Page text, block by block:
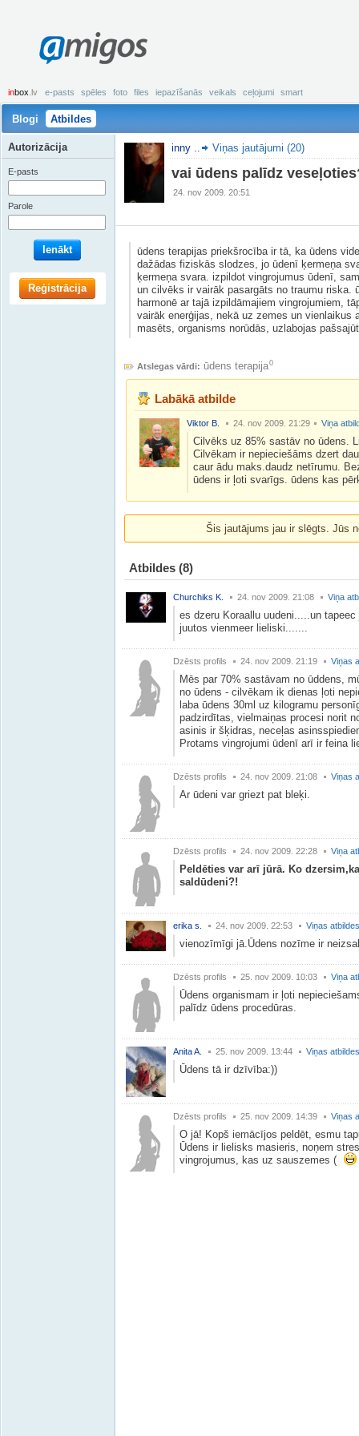
amigos
inbox .lv e-pasts spēles foto files iepazīšanās veikals ceļojumi smart
Blogi Atbildes
inny .. Viņas jautājumi (20)
vai ūdens palīdz
24. nov 2009. 20:51
ūdens terapijas priekšrocība ir tā, ka ūdens
dažādas fiziskās slodzes, jo ūdenī ķermeņa
ķermeņa svara. izpildot vingrojumus ūdenī,
un cilvēks ir vairāk pasargāts no traumu riska.
harmonē ar tajā izpildāmajiem vingrojumiem,
vairāk enerģijas, nekā uz zemes un vienlaikus
masēts, organisms norūdās, uzlabojas
Atslegas vārdi: ūdens terapija0
Labākā atbilde
Viktor B. 24. nov 2009. 21:29 Viņa
Cilvēks uz 85% sastāv no ūdens.
Cilvēkam ir nepieciešāms dzert
caur ādu maks.daudz netīrumu.
ūdens ir ļoti svarīgs. ūdens kas
Šis jautājums jau ir slēgts. Jūs
Atbildes (8)
Churchiks K. 24. nov 2009. 21:08 Viņa
es dzeru Koraallu uudeni.....un
juutos vienmeer lieliski.......
Dzēsts profils 24. nov 2009. 21:19 Viņas
Mēs par 70% sastāvam no ūddens,
no ūdens - cilvēkam ik dienas ļoti
laba ūdens 30ml uz kilogramu
padzirdītas, vielmaiņas procesi norit
asinis ir šķidras, neceļas
Protams vingrojumi ūdenī arī ir feina
Dzēsts profils 24. nov 2009. 21:08 Viņas
Ar ūdeni var griezt pat bleķi.
Dzēsts profils 24. nov 2009. 22:28 Viņa
Peldēties var arī jūrā. Ko
saldūdeni?!
erika s. 24. nov 2009. 22:53 Viņas atbildes
vienozīmīgi jā.Ūdens nozīme ir
Dzēsts profils 25. nov 2009. 10:03 Viņa
Ūdens organismam ir ļoti
palīdz ūdens procedūras.
Anita A. 25. nov 2009. 13:44 Viņas atbildes
Ūdens tā ir dzīvība:))
Dzēsts profils 25. nov 2009. 14:39 Viņas
O jā! Kopš iemācījos peldēt, esmu
Ūdens ir lielisks masieris, noņem
vingrojumus, kas uz sauszemes (
Autorizācija
E-pasts
Parole
Ienākt
Reģistrācija